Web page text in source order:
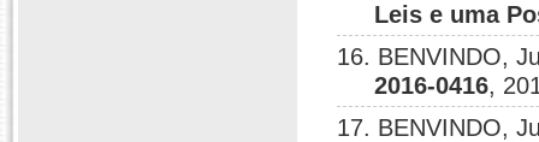
Leis e uma
16. BENVINDO,
2016-0416,
17. BENVINDO,